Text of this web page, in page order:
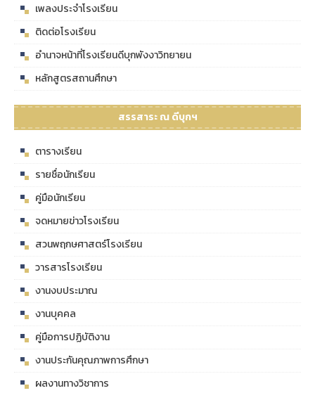
เพลงประจำโรงเรียน
ติดต่อโรงเรียน
อำนาจหน้าที่โรงเรียนดีบุกพังงาวิทยายน
หลักสูตรสถานศึกษา
สรรสาระ ณ ดีบุกฯ
ตารางเรียน
รายชื่อนักเรียน
คู่มือนักเรียน
จดหมายข่าวโรงเรียน
สวนพฤกษศาสตร์โรงเรียน
วารสารโรงเรียน
งานงบประมาณ
งานบุคคล
คู่มือการปฏิบัติงาน
งานประกันคุณภาพการศึกษา
ผลงานทางวิชาการ